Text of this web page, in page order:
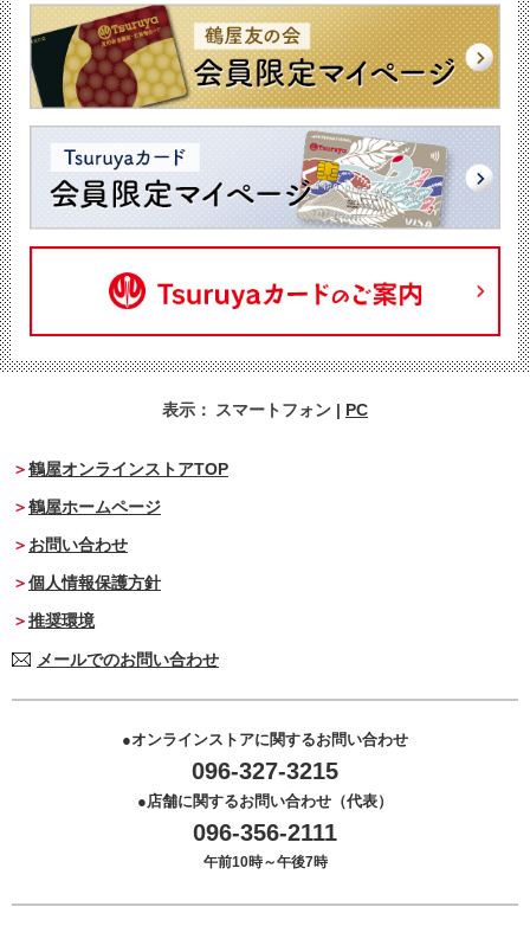
表示： スマートフォン | PC
鶴屋オンラインストアTOP
鶴屋ホームページ
お問い合わせ
個人情報保護方針
推奨環境
メールでのお問い合わせ
オンラインストアに関するお問い合わせ
096-327-3215
店舗に関するお問い合わせ（代表）
096-356-2111
午前10時～午後7時